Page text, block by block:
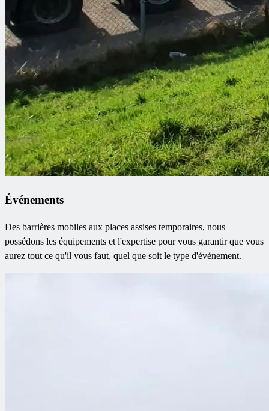
Événements
Des barrières mobiles aux places assises temporaires, nous
possédons les équipements et l'expertise pour vous garantir que vous
aurez tout ce qu'il vous faut, quel que soit le type d'événement.